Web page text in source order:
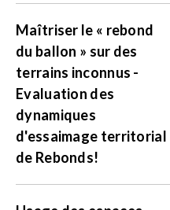
Maîtriser le « rebond
du ballon » sur des
terrains inconnus -
Evaluation des
dynamiques
d'essaimage territorial
de Rebonds!